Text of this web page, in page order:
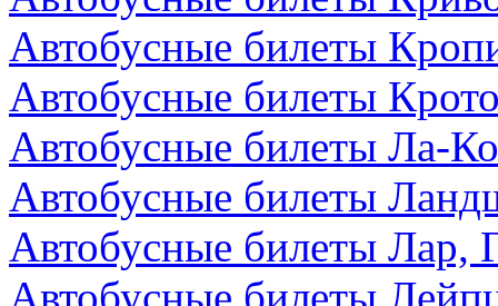
Автобусные билеты
Автобусные билеты
Автобусные билеты Ла-
Автобусные билеты
Автобусные билеты Лар,
Автобусные билеты